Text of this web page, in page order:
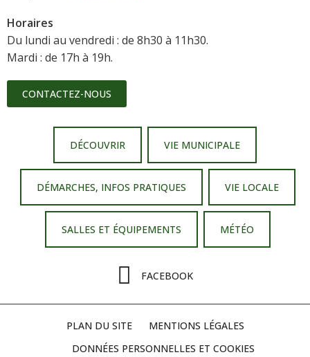
Horaires
Du lundi au vendredi : de 8h30 à 11h30.
Mardi : de 17h à 19h.
CONTACTEZ-NOUS
DÉCOUVRIR VIE MUNICIPALE
DÉMARCHES, INFOS PRATIQUES VIE LOCALE
SALLES ET ÉQUIPEMENTS MÉTÉO
FACEBOOK
PLAN DU SITE
MENTIONS LÉGALES
DONNÉES PERSONNELLES ET COOKIES